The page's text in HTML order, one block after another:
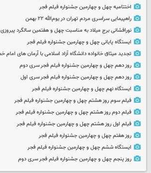
اختتامیه چهل و چهارمین جشنواره فیلم فجر
راهپیمایی سراسری مردم تهران در یوم‌الله ۲۲ بهمن
نورافشانی برج میلاد به مناسبت چهل‌ و هفتمین سالگرد
ایستگاه پایانی چهل و چهارمین جشنواره فیلم فجر
تجدید میثاق خانواده دانشگاه آزاد اسلامی با آرمان های امام
روز دهم چهل و چهارمین جشنواره فیلم فجر سری دوم
روز دهم چهل و چهارمین جشنواره فیلم فجر سری اول
ایستگاه نهم چهل و چهارمین جشنواره فیلم فجر
فیلم سوم روز هشتم چهل و چهارمین جشنواره فیلم فجر
فیلم دوم روز هشتم چهل و چهارمین جشنواره فیلم فجر
فیلم اول روز هشتم چهل و چهارمین جشنواره فیلم فجر
روز هفتم چهل و چهارمین جشنواره فیلم فجر
ایستگاه ششم چهل و چهارمین جشنواره فیلم فجر
روز پنجم چهل و چهارمین جشنواره فیلم فجر سری دوم